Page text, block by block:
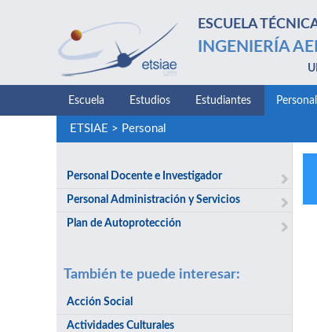
ESCUELA
INGENIERÍA
Escuela Estudios Estudiantes Personal
ETSIAE > Personal
Personal Docente e Investigador
Personal Administración y Servicios
Plan de Autoprotección
También te puede interesar:
Acción Social
Actividades Culturales